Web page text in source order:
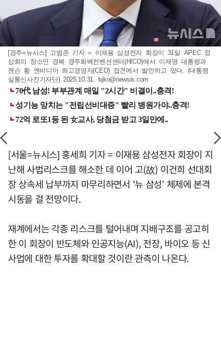
[경주=뉴시스] 고범준 기자 = 이재용 삼성전자 회장이 31일 APEC 정
상회의 장소인 경북 경주화백컨벤션센터(HICO)에서 이재명 대통령과
젠슨 황 엔비디아 최고경영자(CEO) 접견에서 발언하고 있다. (대통령
실통신사진기자단) 2025.10.31.
bjko@newsis.com
[서울=뉴시스] 홍세희 기자 = 이재용 삼성전자 회장이 지
난해 사법리스크를 해소한 데 이어 고(故) 이건희 선대회
장 상속세 납부까지 마무리하면서 '뉴 삼성' 체제에 본격
시동을 걸 전망이다.
재계에서는 각종 리스크를 털어내며 지배구조를 공고히
한 이 회장이 반도체와 인공지능(AI), 전장, 바이오 등 신
사업에 대한 투자를 확대할 것이란 관측이 나온다.